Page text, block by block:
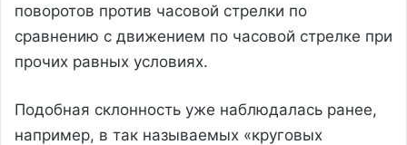
поворотов против часовой стрелки по
сравнению с движением по часовой стрелке при
прочих равных условиях.
Подобная склонность уже наблюдалась ранее,
например, в так называемых «круговых